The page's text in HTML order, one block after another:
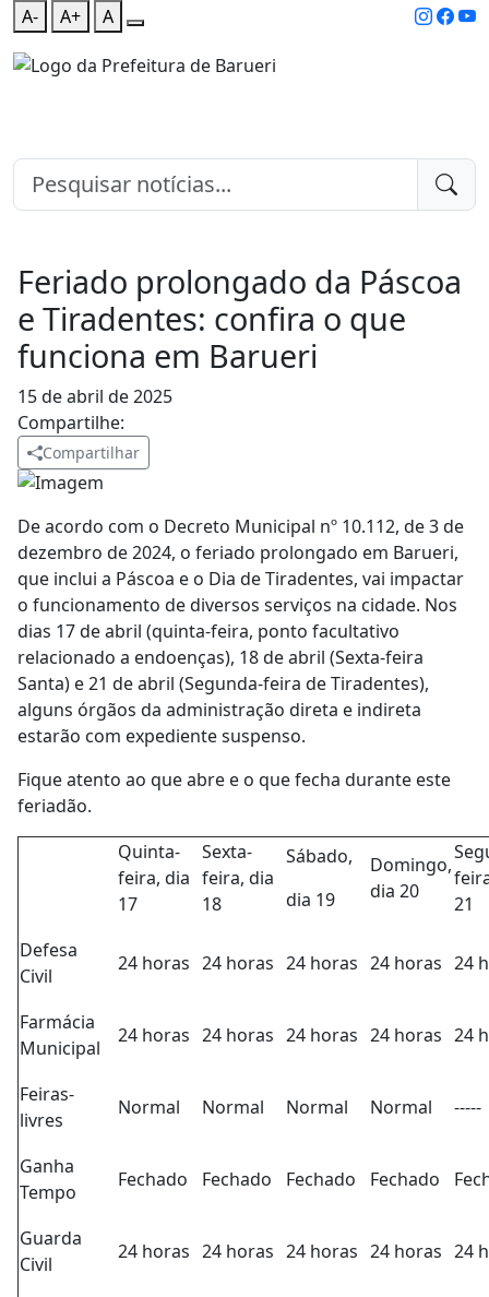
A- A+ A
Feriado prolongado da Páscoa
e Tiradentes: confira o que
funciona em Barueri
15 de abril de 2025
Compartilhe:
Compartilhar
De acordo com o Decreto Municipal nº 10.112, de 3 de
dezembro de 2024, o feriado prolongado em Barueri,
que inclui a Páscoa e o Dia de Tiradentes, vai impactar
o funcionamento de diversos serviços na cidade. Nos
dias 17 de abril (quinta-feira, ponto facultativo
relacionado a endoenças), 18 de abril (Sexta-feira
Santa) e 21 de abril (Segunda-feira de Tiradentes),
alguns órgãos da administração direta e indireta
estarão com expediente suspenso.
Fique atento ao que abre e o que fecha durante este
feriadão.
Quinta-
feira, dia
17
Sexta-
feira, dia
18
Sábado,
dia 19
Domingo,
dia 20
21
Defesa
Civil
24 horas 24 horas 24 horas 24 horas 24
Farmácia
Municipal
24 horas 24 horas 24 horas 24 horas 24
Feiras-
livres
Normal Normal Normal Normal -----
Ganha
Tempo
Fechado Fechado Fechado Fechado
Guarda
Civil
24 horas 24 horas 24 horas 24 horas 24